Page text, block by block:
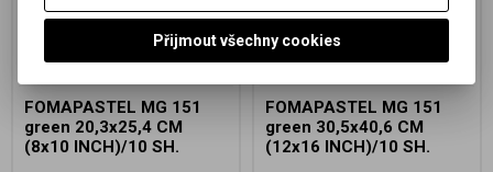
FOMAPASTEL MG 151
green 20,3x25,4 CM
(8x10 INCH)/10 SH.
FOMAPASTEL MG 151
green 30,5x40,6 CM
(12x16 INCH)/10 SH.
Přijmout všechny cookies